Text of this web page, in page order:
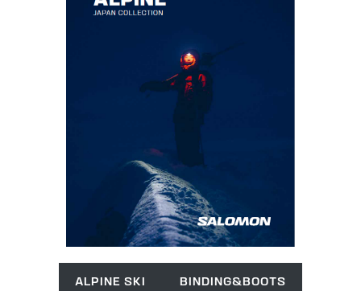
ALPINE SKI BINDING&BOOTS